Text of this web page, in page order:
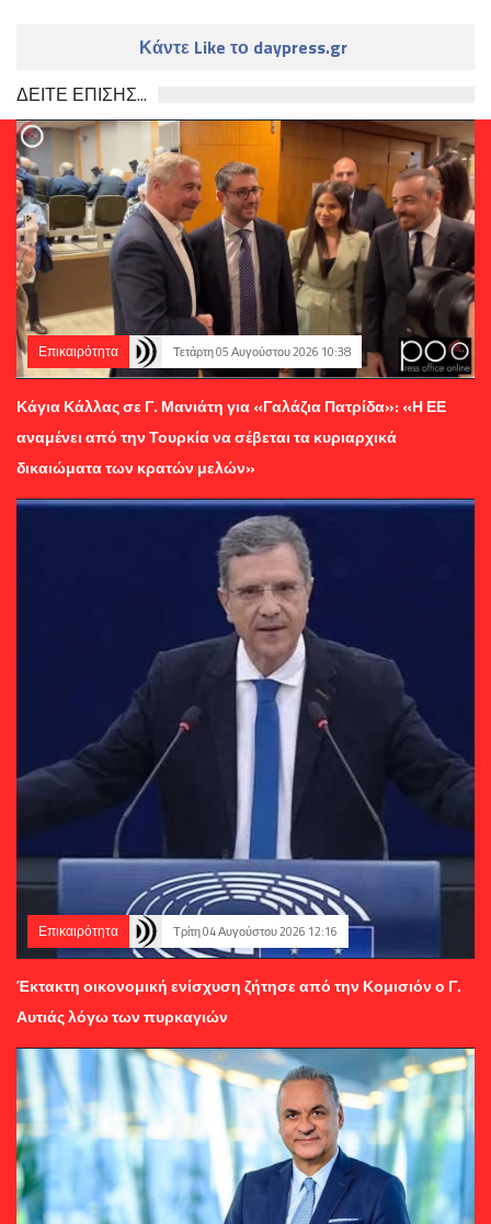
Κάντε Like το daypress.gr
ΔΕΙΤΕ ΕΠΙΣΗΣ...
Επικαιρότητα Τετάρτη 05 Αυγούστου 2026 10:38
Κάγια Κάλλας σε Γ. Μανιάτη για «Γαλάζια Πατρίδα»: «Η ΕΕ
αναμένει από την Τουρκία να σέβεται τα κυριαρχικά
δικαιώματα των κρατών μελών»
Επικαιρότητα Τρίτη 04 Αυγούστου 2026 12:16
Έκτακτη οικονομική ενίσχυση ζήτησε από την Κομισιόν ο Γ.
Αυτιάς λόγω των πυρκαγιών